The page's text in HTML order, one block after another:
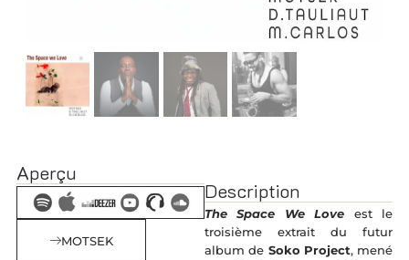
Aperçu
MOTSEK
Description
The Space We Love
est le
troisième extrait du futur
album de Soko Project, mené